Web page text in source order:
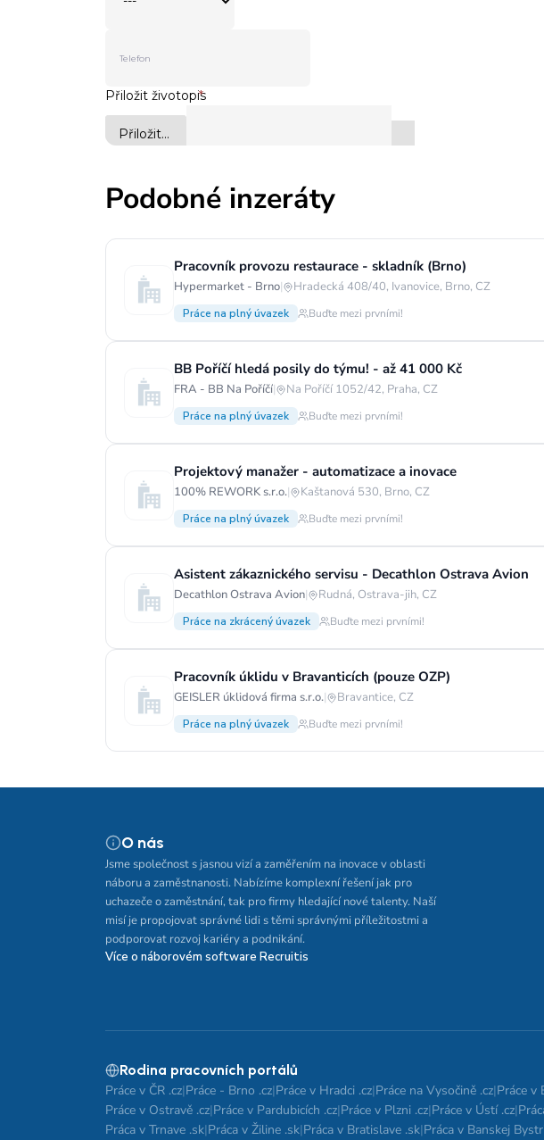
Podobné inzeráty
Pracovník provozu restaurace - skladník (Brno)
Hypermarket - Brno| Hradecká 408/40, Ivanovice, Brno, CZ
Práce na plný úvazek Buďte mezi prvními!
BB Poříčí hledá posily do týmu! - až 41 000 Kč
FRA - BB Na Poříčí| Na Poříčí 1052/42, Praha, CZ
Práce na plný úvazek Buďte mezi prvními!
Projektový manažer - automatizace a inovace
100% REWORK s.r.o.| Kaštanová 530, Brno, CZ
Práce na plný úvazek Buďte mezi prvními!
Asistent zákaznického servisu - Decathlon Ostrava Avion
Decathlon Ostrava Avion| Rudná, Ostrava-jih, CZ
Práce na zkrácený úvazek Buďte mezi prvními!
Pracovník úklidu v Bravanticích (pouze OZP)
GEISLER úklidová firma s.r.o.| Bravantice, CZ
Práce na plný úvazek Buďte mezi prvními!
O nás
Jsme společnost s jasnou vizí a zaměřením na inovace v oblasti
náboru a zaměstnanosti. Nabízíme komplexní řešení jak pro
uchazeče o zaměstnání, tak pro firmy hledající nové talenty. Naší
misí je propojovat správné lidi s těmi správnými příležitostmi a
podporovat rozvoj kariéry a podnikání.
Více o náborovém software Recruitis
Rodina pracovních portálů
Práce v ČR .cz|Práce - Brno .cz|Práce v Hradci .cz|Práce na Vysočině .cz|Práce v
Práce v Ostravě .cz|Práce v Pardubicích .cz|Práce v Plzni .cz|Práce v Ústí .cz|
Práca v Trnave .sk|Práca v Žiline .sk|Práca v Bratislave .sk|Práca v Banskej